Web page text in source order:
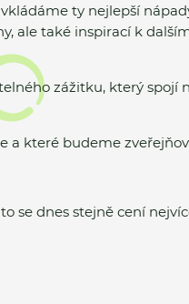
ty nejlepší
ale také inspirací k
zážitku, který spojí
a které budeme
se dnes stejně cení